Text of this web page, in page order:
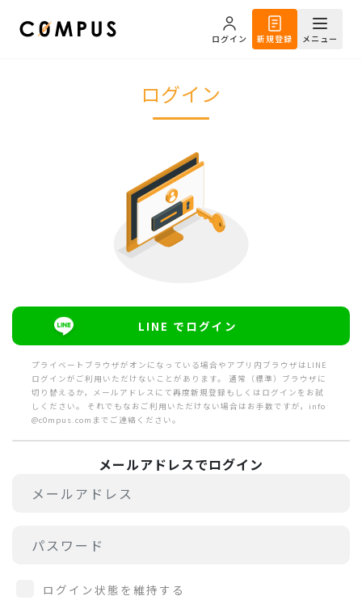
ログイン 新規登録 メニュー
ログイン
LINE でログイン
プライベートブラウザがオンになっている場合やアプリ内ブラウザはLINE
ログインがご利用いただけないことがあります。 通常（標準）ブラウザに
切り替えるか，メールアドレスにて再度新規登録もしくはログインをお試
しください。 それでもなおご利用いただけない場合はお手数ですが，info
@c0mpus.comまでご連絡ください。
メールアドレスでログイン
ログイン状態を維持する